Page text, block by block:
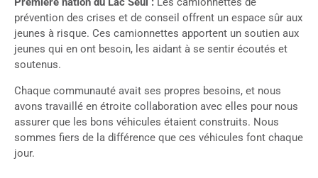
prévention des crises et de conseil offrent un espace sûr aux
jeunes à risque. Ces camionnettes apportent un soutien aux
jeunes qui en ont besoin, les aidant à se sentir écoutés et
soutenus.
Chaque communauté avait ses propres besoins, et nous
avons travaillé en étroite collaboration avec elles pour nous
assurer que les bons véhicules étaient construits. Nous
sommes fiers de la différence que ces véhicules font chaque
jour.